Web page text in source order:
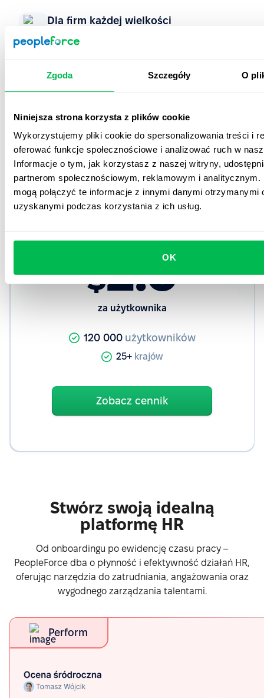
Zgoda Szczegóły O
Niniejsza strona korzysta z plików cookie
Wykorzystujemy pliki cookie do spersonalizowania treści i
oferować funkcje społecznościowe i analizować ruch w
Informacje o tym, jak korzystasz z naszej witryny,
partnerom społecznościowym, reklamowym i analitycznym.
mogą połączyć te informacje z innymi danymi otrzymanymi
uzyskanymi podczas korzystania z ich usług.
OK
Dla firm każdej wielkości
Niezależnie od tego, czy jesteś startupem, czy dużą
Skorzystaj z bezpłatnej wersji demo oraz 14-
dniowego okresu próbnego i testuj wszystkie
Już od
$2.5
za użytkownika
120 000 użytkowników
25+ krajów
Zobacz cennik
Stwórz swoją idealną
platformę HR
Od onboardingu po ewidencję czasu pracy –
PeopleForce dba o płynność i efektywność działań HR,
oferując narzędzia do zatrudniania, angażowania oraz
wygodnego zarządzania talentami.
Perform